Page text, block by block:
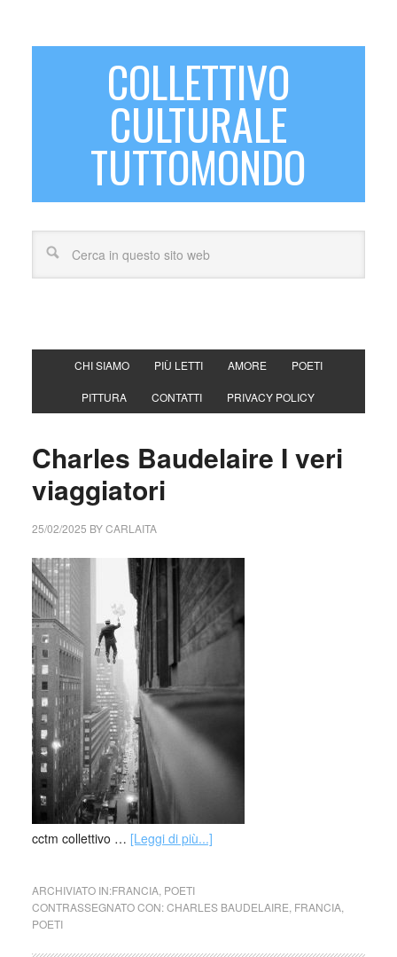
COLLETTIVO
CULTURALE
TUTTOMONDO
CHI SIAMO PIÙ LETTI AMORE POETI
PITTURA CONTATTI PRIVACY POLICY
Charles Baudelaire I veri
viaggiatori
25/02/2025 BYCARLAITA
cctm collettivo … [Leggi di più...]
ARCHIVIATO IN:FRANCIA, POETI
CONTRASSEGNATO CON:CHARLES BAUDELAIRE FRANCIA,
POETI